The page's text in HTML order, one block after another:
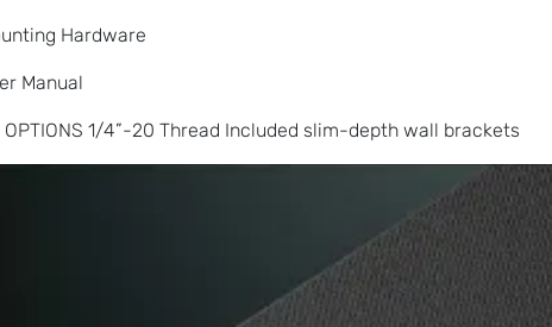
Hardware
Manual
OPTIONS 1/4”-20 Thread Included slim-depth wall brackets